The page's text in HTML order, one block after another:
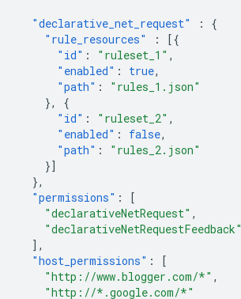
"declarative_net_request" :
{
"rule_resources"
:
[{
"id" : "ruleset_1" ,
"enabled" : true,
"path" :
"rules_1.json"
},
{
"id" : "ruleset_2" ,
"enabled" : false,
"path" :
"rules_2.json"
}]
},
"permissions" :
[
"declarativeNetRequest" ,
"declarativeNetRequestFeedback"
],
"host_permissions" :
[
"http://www.blogger.com/*" ,
"http://*.google.com/*"